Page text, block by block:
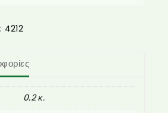
4212
0.2 κ.